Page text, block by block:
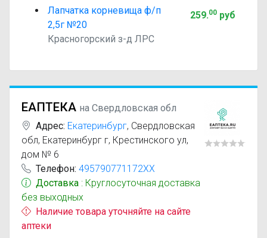
Лапчатка корневища ф/п
2,5г №20
Красногорский з-д ЛРС
259.00руб
ЕАПТЕКА на Свердловская обл
Адрес: Екатеринбург, Свердловская
обл, Екатеринбург г, Крестинского ул,
дом № 6
Телефон: 495790771172XX
Доставка : Круглосуточная доставка
без выходных
Наличие товара уточняйте на сайте
аптеки